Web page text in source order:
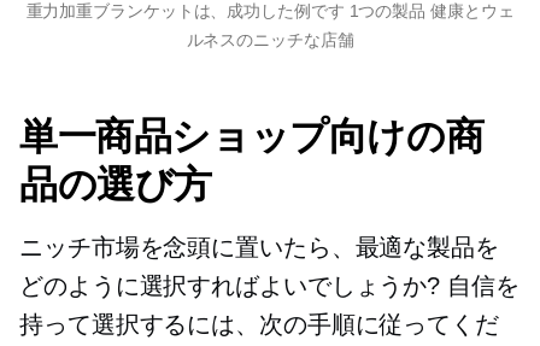
重力加重ブランケットは、成功した例です 1つの製品 健康とウェ
ルネスのニッチな店舗
単一商品ショップ向けの商
品の選び方
ニッチ市場を念頭に置いたら、最適な製品を
どのように選択すればよいでしょうか? 自信を
持って選択するには、次の手順に従ってくだ